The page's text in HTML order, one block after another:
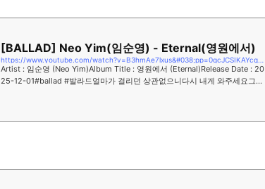
[BALLAD] Neo Yim(임순영) - Eternal(영원에서)
Artist : 임순영 (Neo Yim)Album Title : 영원에서 (Eternal)Release Date : 20
25-12-01#ballad #발라드얼마가 걸리던 상관없으니다시 내게 와주세요그저